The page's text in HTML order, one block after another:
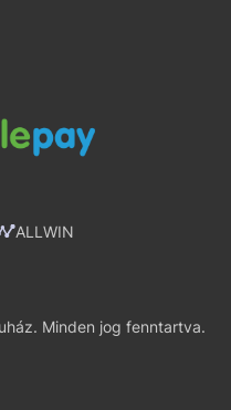
ALLWIN
Minden jog fenntartva.